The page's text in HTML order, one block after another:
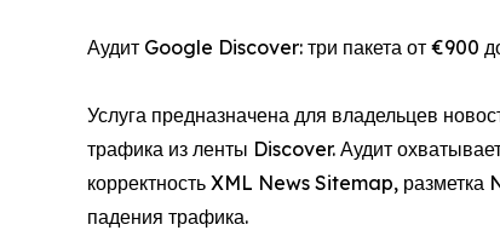
Аудит Google Discover: три пакета от €900
Услуга предназначена для владельцев
трафика из ленты Discover. Аудит
корректность XML News Sitemap,
падения трафика.